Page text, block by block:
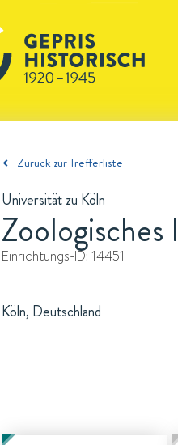
Zurück zur Trefferliste
Universität zu Köln
Einrichtungs-ID: 14451
Köln, Deutschland